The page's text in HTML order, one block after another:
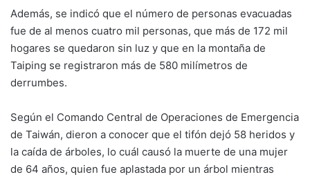
Además, se indicó que el número de personas evacuadas
fue de al menos cuatro mil personas, que más de 172 mil
hogares se quedaron sin luz y que en la montaña de
Taiping se registraron más de 580 milímetros de
derrumbes.
Según el Comando Central de Operaciones de Emergencia
de Taiwán, dieron a conocer que el tifón dejó 58 heridos y
la caída de árboles, lo cuál causó la muerte de una mujer
de 64 años, quien fue aplastada por un árbol mientras